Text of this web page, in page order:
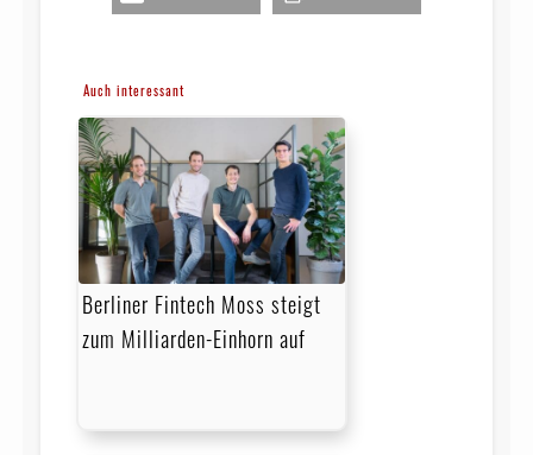
Auch interessant
Berliner Fintech Moss steigt
zum Milliarden-Einhorn auf